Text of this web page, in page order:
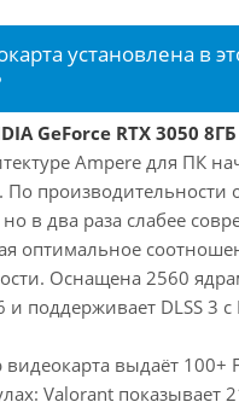
установлена в
GeForce RTX 3050 8ГБ
Ampere для ПК
По производительности
в два раза слабее
оптимальное
Оснащена 2560
и поддерживает DLSS 3 с
выдаёт 100+
Valorant показывает